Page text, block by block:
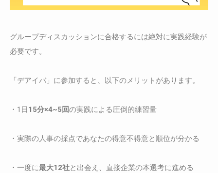
グループディスカッションに合格するには絶対に実践経験が
必要です。
「デアイバ」に参加すると、以下のメリットがあります。
・1日15分×4~5回の実践による圧倒的練習量
・実際の人事の採点であなたの得意不得意と順位が分かる
・一度に最大12社と出会え、直接企業の本選考に進める